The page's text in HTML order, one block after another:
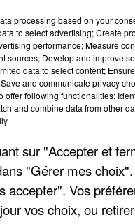
suivie.
des routes
membres de cet
contre le
harcèlement » et
par « nécessité
processing based on your
to select advertising; Create
performance; Measure
sources; Develop and improve
data to select content;
and communicate privacy
offer following functionalities:
and combine data from other
sur "Accepter et
"Gérer mes
accepter". Vos
vos choix, ou